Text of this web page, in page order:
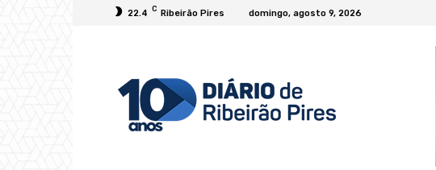
22.4 C Ribeirão Pires domingo, agosto 9, 2026